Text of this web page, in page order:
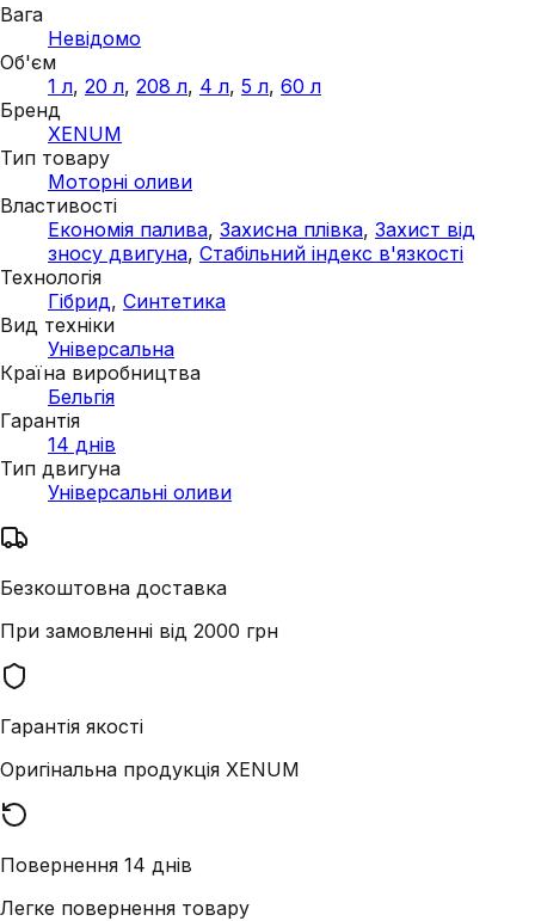
Вага
Невідомо
Об'єм
1 л, 20 л, 208 л, 4 л, 5 л, 60 л
Бренд
XENUM
Тип товару
Моторні оливи
Властивості
Економія палива, Захисна плівка, Захист від
зносу двигуна, Стабільний індекс в'язкості
Технологія
Гібрид, Синтетика
Вид техніки
Універсальна
Країна виробництва
Бельгія
Гарантія
14 днів
Тип двигуна
Універсальні оливи
Безкоштовна доставка
При замовленні від 2000 грн
Гарантія якості
Оригінальна продукція XENUM
Повернення 14 днів
Легке повернення товару